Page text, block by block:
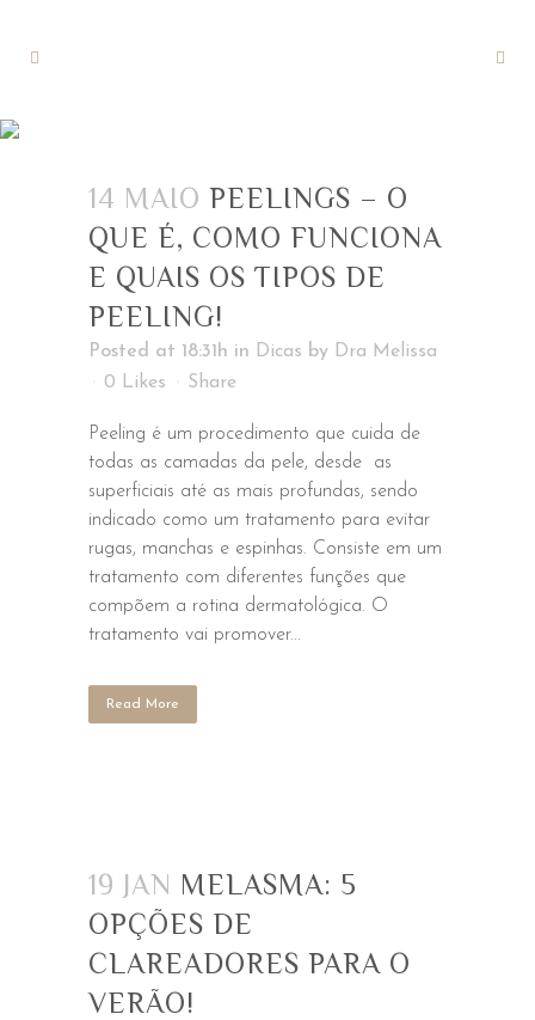
14 MAIO PEELINGS – O
QUE É, COMO FUNCIONA
E QUAIS OS TIPOS DE
PEELING!
Posted at 18:31h in Dicas by Dra Melissa
0 Likes Share
Peeling é um procedimento que cuida de
todas as camadas da pele, desde as
superficiais até as mais profundas, sendo
indicado como um tratamento para evitar
rugas, manchas e espinhas. Consiste em um
tratamento com diferentes funções que
compõem a rotina dermatológica. O
tratamento vai promover...
Read More
19 JAN MELASMA: 5
OPÇÕES DE
CLAREADORES PARA O
VERÃO!